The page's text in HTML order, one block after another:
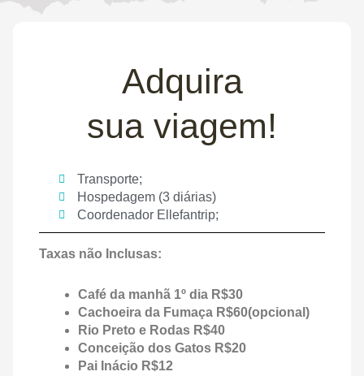
Adquira
sua viagem!
Transporte;
Hospedagem (3 diárias)
Coordenador Ellefantrip;
Taxas não Inclusas:
Café da manhã 1º dia R$30
Cachoeira da Fumaça R$60(opcional)
Rio Preto e Rodas R$40
Conceição dos Gatos R$20
Pai Inácio R$12